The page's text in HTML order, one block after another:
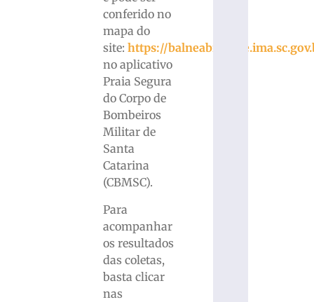
conferido no
mapa do
site:https://
no aplicativo
Praia Segura
do Corpo de
Bombeiros
Militar de
Santa
Catarina
(CBMSC).
Para
acompanhar
os resultados
das coletas,
basta clicar
nas